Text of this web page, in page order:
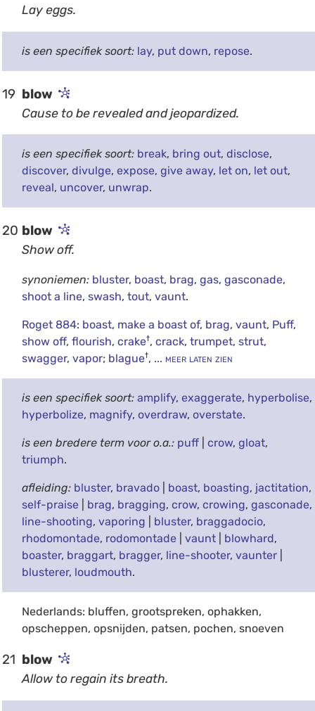
Lay eggs.
is een specifiek soort: lay, put down, repose.
19 blow
Cause to be revealed and jeopardized.
is een specifiek soort: break, bring out, disclose,
discover, divulge, expose, give away, let on, let out,
reveal, uncover, unwrap.
20 blow
Show off.
synoniemen: bluster, boast, brag, gas, gasconade,
shoot a line, swash, tout, vaunt.
Roget 884: boast, make a boast of, brag, vaunt, Puff,
show off, flourish, crake†, crack, trumpet, strut,
swagger, vapor; blague†, ... meer laten zien
is een specifiek soort: amplify, exaggerate, hyperbolise,
hyperbolize, magnify, overdraw, overstate.
is een bredere term voor o.a.: puff| crow, gloat,
triumph.
afleiding: bluster, bravado| boast, boasting, jactitation,
self-praise| brag, bragging, crow, crowing, gasconade,
line-shooting, vaporing bluster, braggadocio,
rhodomontade, rodomontade| vaunt| blowhard,
boaster, braggart, bragger, line-shooter, vaunter|
blusterer, loudmouth.
Nederlands: bluffen, grootspreken, ophakken,
opscheppen, opsnijden, patsen, pochen, snoeven
21 blow
Allow to regain its breath.